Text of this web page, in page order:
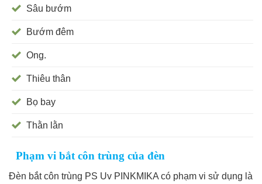
Sâu bướm
Bướm đêm
Ong.
Thiêu thân
Bọ bay
Thằn lằn
Phạm vi bắt côn trùng của đèn
Đèn bắt côn trùng PS Uv PINKMIKA có phạm vi sử dụng là